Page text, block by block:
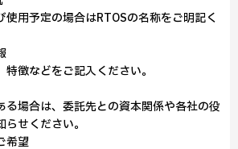
使用予定の場合はRTOSの名称をご明記く
特徴などをご記入ください。
る場合は、委託先との資本関係や各社の役
せください。
希望